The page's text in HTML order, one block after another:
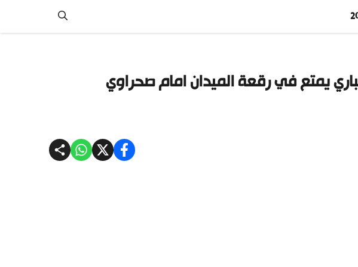
يمتع في رقعة الميدان امام صحراوي